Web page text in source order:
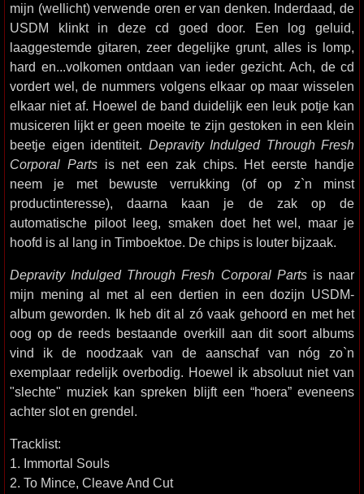
mijn (wellicht) verwende oren er van denken. Inderdaad, de
USDM klinkt in deze cd goed door. Een log geluid,
laaggestemde gitaren, zeer degelijke grunt, alles is lomp,
hard en...volkomen ontdaan van ieder gezicht. Ach, de cd
vordert wel, de nummers volgens elkaar op maar wisselen
elkaar niet af. Hoewel de band duidelijk een leuk potje kan
musiceren lijkt er geen moeite te zijn gestoken in een klein
beetje eigen identiteit. Depravity Indulged Through Fresh
Corporal Parts is net een zak chips. Het eerste handje
neem je met bewuste verrukking (of op z`n minst
productinteresse), daarna kaan je de zak op de
automatische piloot leeg, smaken doet het wel, maar je
hoofd is al lang in Timboektoe. De chips is louter bijzaak.
Depravity Indulged Through Fresh Corporal Parts is naar
mijn mening al met al een dertien in een dozijn USDM-
album geworden. Ik heb dit al zó vaak gehoord en met het
oog op de reeds bestaande overkill aan dit soort albums
vind ik de noodzaak van de aanschaf van nóg zo`n
exemplaar redelijk overbodig. Hoewel ik absoluut niet van
"slechte" muziek kan spreken blijft een “hoera” eveneens
achter slot en grendel.
Tracklist:
1. Immortal Souls
2. To Mince, Cleave And Cut